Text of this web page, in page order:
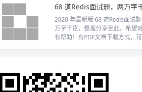
的使用。有语法，有实践，有原
析。
2020 年最新版 68 道Redis面试
万字干货，整理分享至此，希望
有帮助！有PDF文档下载方式，